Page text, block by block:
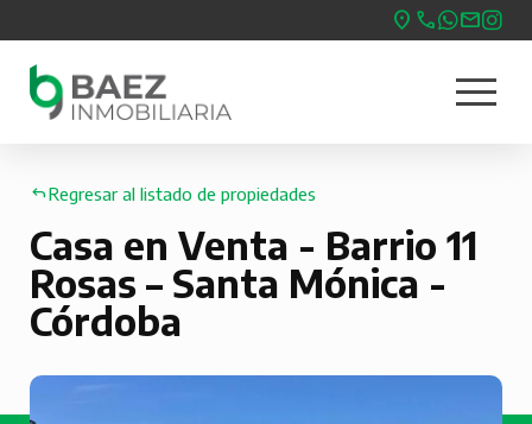
al
contenido
principal
menu
Regresar al listado de propiedades
Casa en Venta - Barrio 11
Rosas – Santa Mónica -
Córdoba